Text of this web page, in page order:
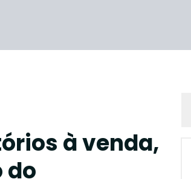
à venda,
do